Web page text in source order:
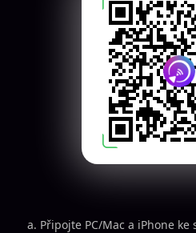
Připojte PC/Mac a iPhone ke